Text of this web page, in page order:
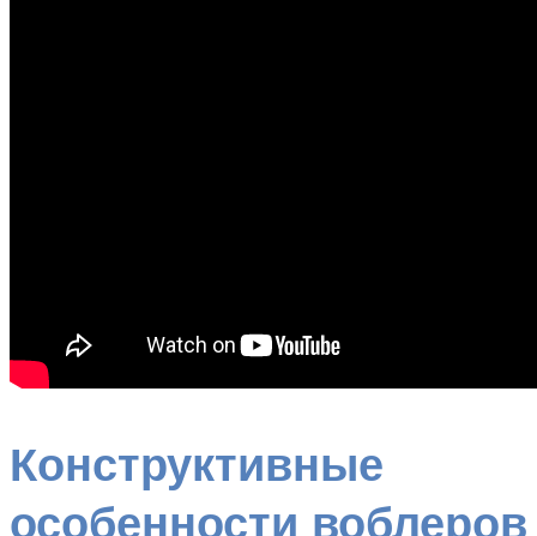
Конструктивные
особенности воблеров